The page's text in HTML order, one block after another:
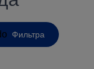
Фильтра